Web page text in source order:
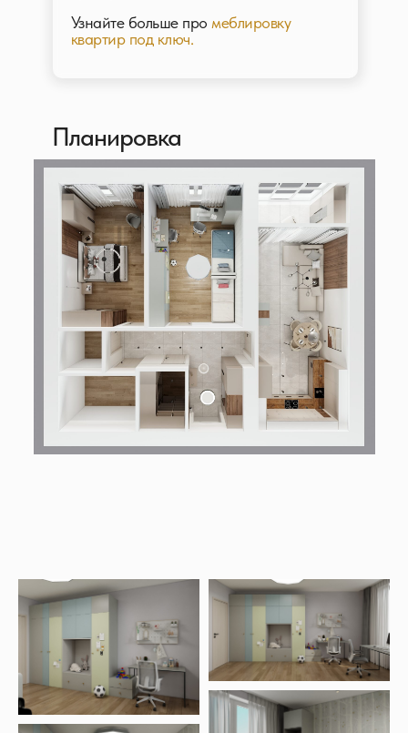
Планировка
Узнайте больше про меблировку
квартир под ключ.